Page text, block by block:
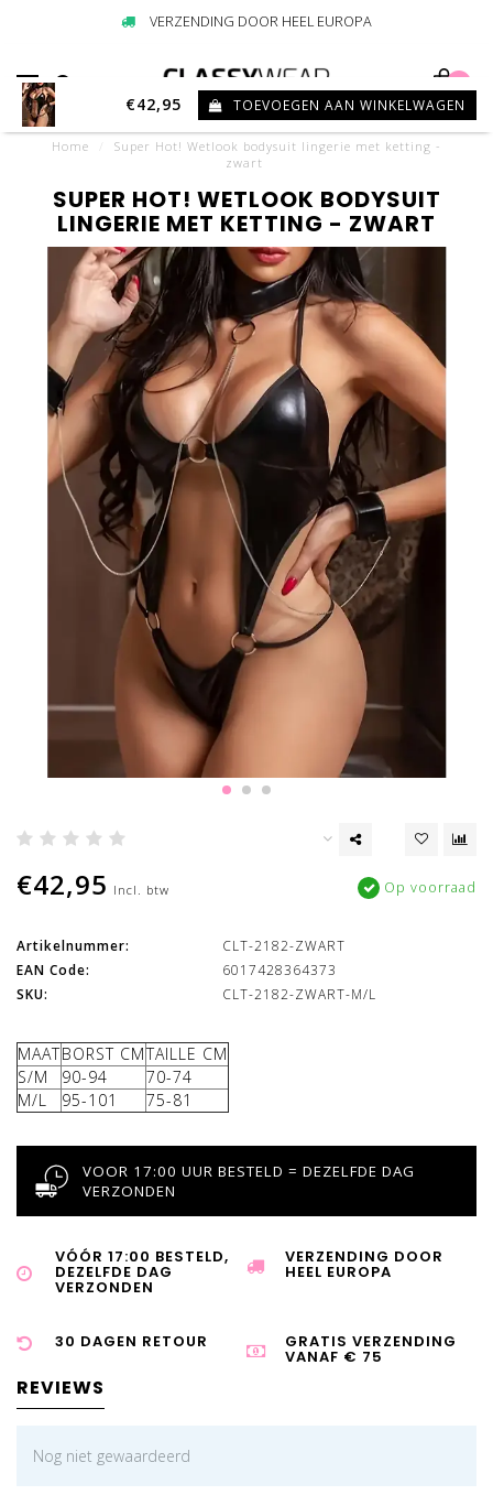
VERZENDING DOOR HEEL EUROPA
Home
Super Hot! Wetlook bodysuit lingerie met ketting -
zwart
€42,95 TOEVOEGEN AAN WINKELWAGEN
SUPER HOT! WETLOOK BODYSUIT
LINGERIE MET KETTING - ZWART
€42,95 Incl. btw Op voorraad
Artikelnummer:
CLT-2182-ZWART
EAN Code:
6017428364373
SKU:
CLT-2182-ZWART-M/L
MAATBORST CMTAILLE CM
S/M
90-94
70-74
M/L
95-101 75-81
VOOR 17:00 UUR BESTELD = DEZELFDE DAG
VERZONDEN
VÓÓR 17:00 BESTELD,
DEZELFDE DAG
VERZONDEN
VERZENDING DOOR
HEEL EUROPA
30 DAGEN RETOUR GRATIS VERZENDING
VANAF € 75
REVIEWS
Nog niet gewaardeerd